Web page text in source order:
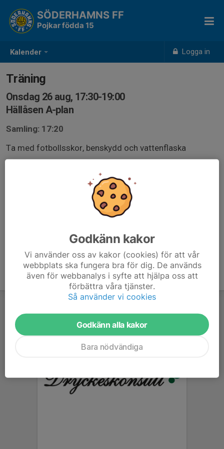
Kalender Logga in
SÖDERHAMNS FF
Pojkar födda 15
Träning
Onsdag 26 aug, 17:30-19:00
Hällåsen A-plan
Samling: 17:20
Ta med fotbollsskor, benskydd och vattenflaska
Godkänn kakor
Vi använder oss av kakor (cookies) för att vår
webbplats ska fungera bra för dig. De används
även för webbanalys i syfte att hjälpa oss att
förbättra våra tjänster.
Så använder vi cookies
Godkänn alla kakor
Bara nödvändiga